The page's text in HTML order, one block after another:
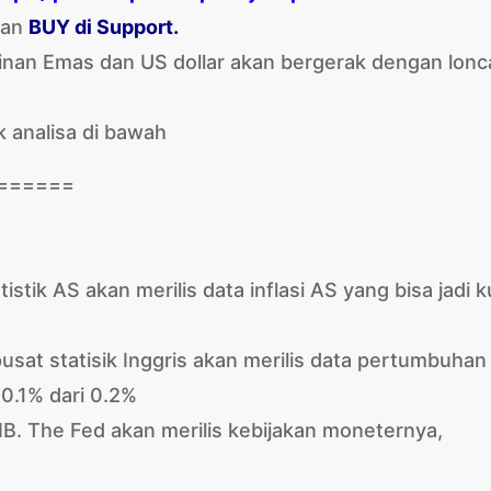
BUY di Support.
Emas dan US dollar akan bergerak dengan
analisa di bawah
AS akan merilis data inflasi AS yang bisa jadi
statisik Inggris akan merilis data pertumbuhan
dari 0.2%
The Fed akan merilis kebijakan moneternya,